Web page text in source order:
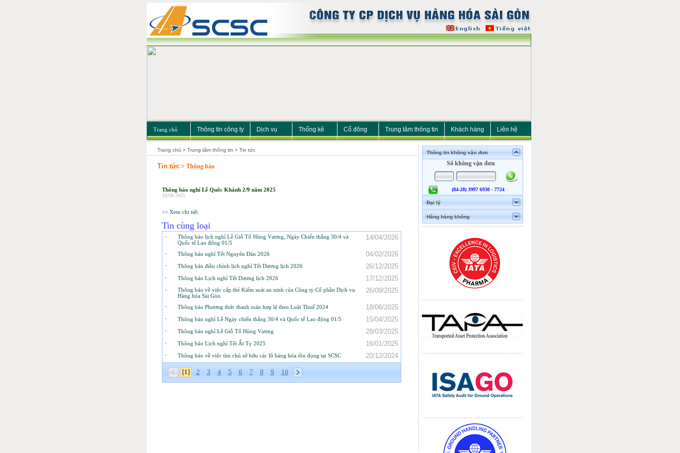
Trang chủ Thông tin công ty Dịch vụ Thống kê Cổ đông Trung tâm thông tin Khách hàng Liên hệ
Trang chủ > Trung tâm thông tin > Tin tức Thông tin không vận đơn
Số không vận đơn
(84-28) 3997 6930 - 7724
Đại lý
Hãng hàng không
Tin tức> Thông báo
Thông báo nghỉ Lễ Quốc Khánh 2/9 năm 2025
18/08/2025
>> Xem chi tiết
Tin cùng loại
-
Thông báo lịch nghỉ Lễ Giỗ Tổ Hùng Vương, Ngày Chiến thắng 30/4 và
Quốc tế Lao động 01/5
14/04/2026
- Thông báo nghỉ Tết Nguyên Đán 2026 04/02/2026
- Thông báo điều chỉnh lịch nghỉ Tết Dương lịch 2026 26/12/2025
- Thông báo Lịch nghỉ Tết Dương lịch 2026 17/12/2025
-
Thông báo về việc cấp thẻ Kiểm soát an ninh của Công ty Cổ phần Dịch vụ
Hàng hóa Sài Gòn
26/09/2025
- Thông báo Phương thức thanh toán hợp lệ theo Luật Thuế 2024 18/06/2025
- Thông báo nghỉ Lễ Ngày chiến thắng 30/4 và Quốc tế Lao động 01/5 15/04/2025
- Thông báo nghỉ Lễ Giỗ Tổ Hùng Vương 28/03/2025
- Thông báo Lịch nghỉ Tết Ất Tỵ 2025 16/01/2025
- Thông báo về việc tìm chủ sở hữu các lô hàng hóa tồn đọng tại SCSC 20/12/2024
[1] 2 3 4 5 6 7 8 9 10